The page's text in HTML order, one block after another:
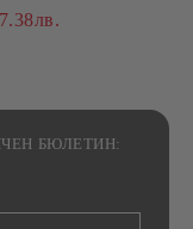
БЮЛЕТИН: